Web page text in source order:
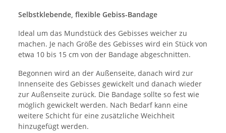
Selbstklebende, flexible Gebiss-Bandage
Ideal um das Mundstück des Gebisses weicher zu
machen. Je nach Größe des Gebisses wird ein Stück von
etwa 10 bis 15 cm von der Bandage abgeschnitten.
Begonnen wird an der Außenseite, danach wird zur
Innenseite des Gebisses gewickelt und danach wieder
zur Außenseite zurück. Die Bandage sollte so fest wie
möglich gewickelt werden. Nach Bedarf kann eine
weitere Schicht für eine zusätzliche Weichheit
hinzugefügt werden.